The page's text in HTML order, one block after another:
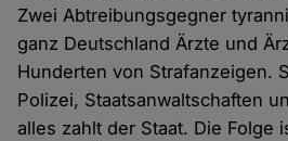
Zwei Abtreibungsgegner
ganz Deutschland Ärzte und
Hunderten von Strafanzeigen.
Polizei, Staatsanwaltschaften
alles zahlt der Staat. Die Folge